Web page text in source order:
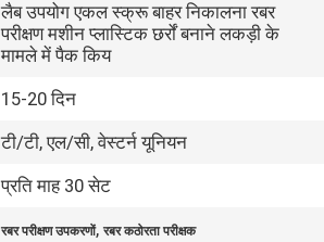
लैब उपयोग एकल स्क्रू बाहर निकालना रबर
परीक्षण मशीन प्लास्टिक छर्रों बनाने लकड़ी के
मामले में पैक किय
15-20 दिन
टी/टी, एल/सी, वेस्टर्न यूनियन
प्रति माह 30 सेट
रबर परीक्षण उपकरणों,रबर कठोरता परीक्षक